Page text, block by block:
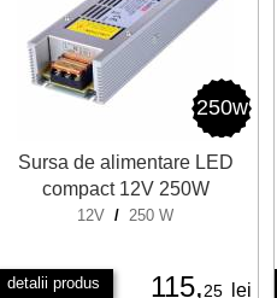
250w
Sursa de alimentare LED
compact 12V 250W
12V / 250 W
detalii produs 115,25 lei